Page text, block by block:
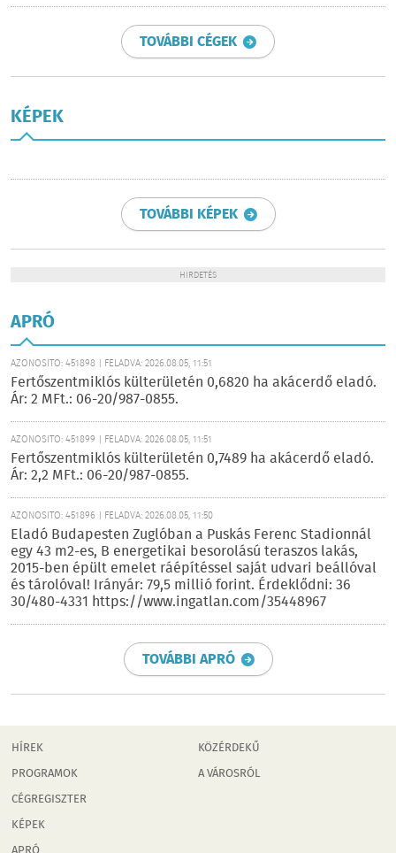
TOVÁBBI CÉGEK
KÉPEK
TOVÁBBI KÉPEK
HIRDETÉS
APRÓ
AZONOSÍTÓ: 451898 | FELADVA: 2026.08.05, 11:51
Fertőszentmiklós külterületén 0,6820 ha akácerdő eladó.
Ár: 2 MFt.: 06-20/987-0855.
AZONOSÍTÓ: 451899 | FELADVA: 2026.08.05, 11:51
Fertőszentmiklós külterületén 0,7489 ha akácerdő eladó.
Ár: 2,2 MFt.: 06-20/987-0855.
AZONOSÍTÓ: 451896 | FELADVA: 2026.08.05, 11:50
Eladó Budapesten Zuglóban a Puskás Ferenc Stadionnál
egy 43 m2-es, B energetikai besorolású teraszos lakás,
2015-ben épült emelet ráépítéssel saját udvari beállóval
és tárolóval! Irányár: 79,5 millió forint. Érdeklődni: 36
30/480-4331 https://www.ingatlan.com/35448967
TOVÁBBI APRÓ
HÍREK
PROGRAMOK
CÉGREGISZTER
KÉPEK
KÖZÉRDEKŰ
A VÁROSRÓL